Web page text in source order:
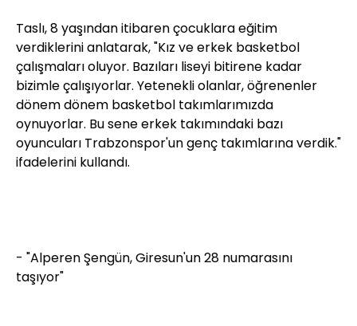
Taslı, 8 yaşından itibaren çocuklara eğitim
verdiklerini anlatarak, "Kız ve erkek basketbol
çalışmaları oluyor. Bazıları liseyi bitirene kadar
bizimle çalışıyorlar. Yetenekli olanlar, öğrenenler
dönem dönem basketbol takımlarımızda
oynuyorlar. Bu sene erkek takımındaki bazı
oyuncuları Trabzonspor'un genç takımlarına verdik."
ifadelerini kullandı.
- "Alperen Şengün, Giresun'un 28 numarasını
taşıyor"